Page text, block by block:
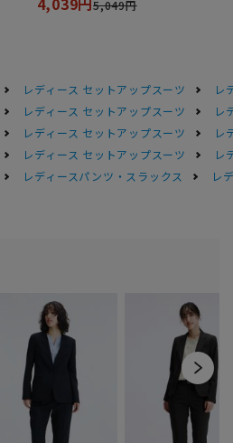
5,049円
レディース セットアップスーツ
レ
レディース セットアップスーツ
レ
レディース セットアップスーツ
レ
レディース セットアップスーツ
レ
レディースパンツ・スラックス レ